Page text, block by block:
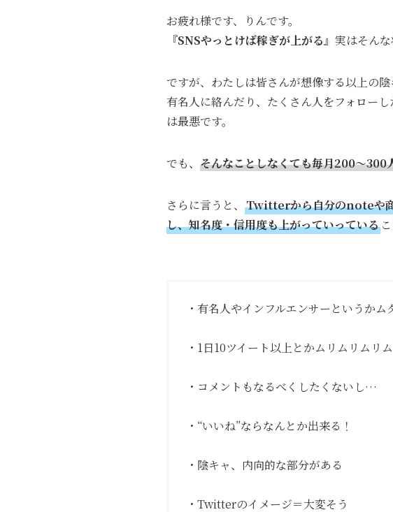
お疲れ様です、りんです。
『SNSやっとけば稼ぎが上がる』 実はそんな
ですが、わたしは皆さんが想像する以上の陰
有名人に絡んだり、たくさん人をフォロー
は最悪です。
でも、 そんなことしなくても毎月200～300
さらに言うと、 Twitterから自分のnoteや商
し、知名度・信用度も上がっていっている
・有名人やインフルエンサーというか
・1日10ツイート以上とかムリムリムリ
・コメントもなるべくしたくないし…
・“いいね”ならなんとか出来る！
・陰キャ、内向的な部分がある
・Twitterのイメージ＝大変そう